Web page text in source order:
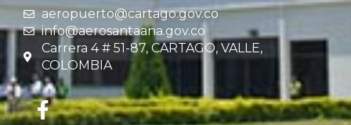
aeropuerto@cartago.gov.co
info@aerosantaana.gov.co
Carrera 4 # 51-87, CARTAGO, VALLE,
COLOMBIA